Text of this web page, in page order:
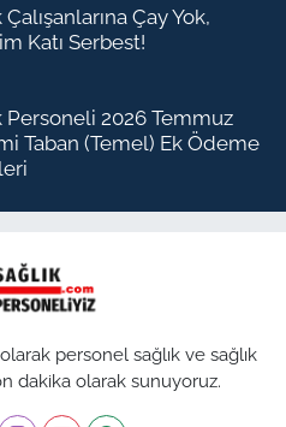
Çalışanlarına Çay Yok,
Katı Serbest!
Personeli 2026 Temmuz
Taban (Temel) Ek Ödeme
personel sağlık ve sağlık
dakika olarak sunuyoruz.